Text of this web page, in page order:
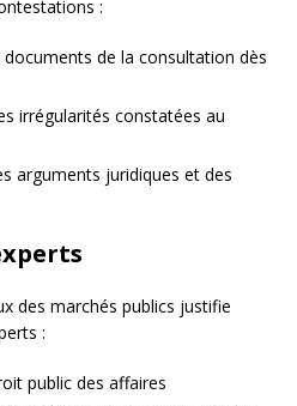
:
de la consultation dès
irrégularités constatées au
arguments juridiques et des
des marchés publics justifie
:
public des affaires